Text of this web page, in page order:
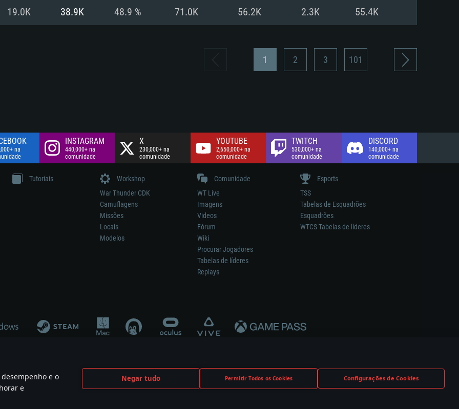
e o
e
Negar tudo Permitir Todos os Cookies Configurações de Cookies
19.0K 38.9K 48.9 % 71.0K 56.2K 2.3K 55.4K
1 2 3 101
na
INSTAGRAM
440,000+ na
comunidade
X
230,000+ na
comunidade
YOUTUBE
2,650,000+ na
comunidade
TWITCH
530,000+ na
comunidade
DISCORD
140,000+ na
comunidade
Tutoriais
Workshop
War Thunder CDK
Camuflagens
Missões
Locais
Modelos
Comunidade
WT Live
Imagens
Videos
Fórum
Wiki
Procurar Jogadores
Tabelas de líderes
Replays
Esports
TSS
Tabelas de Esquadrões
Esquadrões
WTCS Tabelas de líderes
significa participação no desenvolvimento, patrocínio ou aval do respetivo construtor.
are the property of their respective owners.